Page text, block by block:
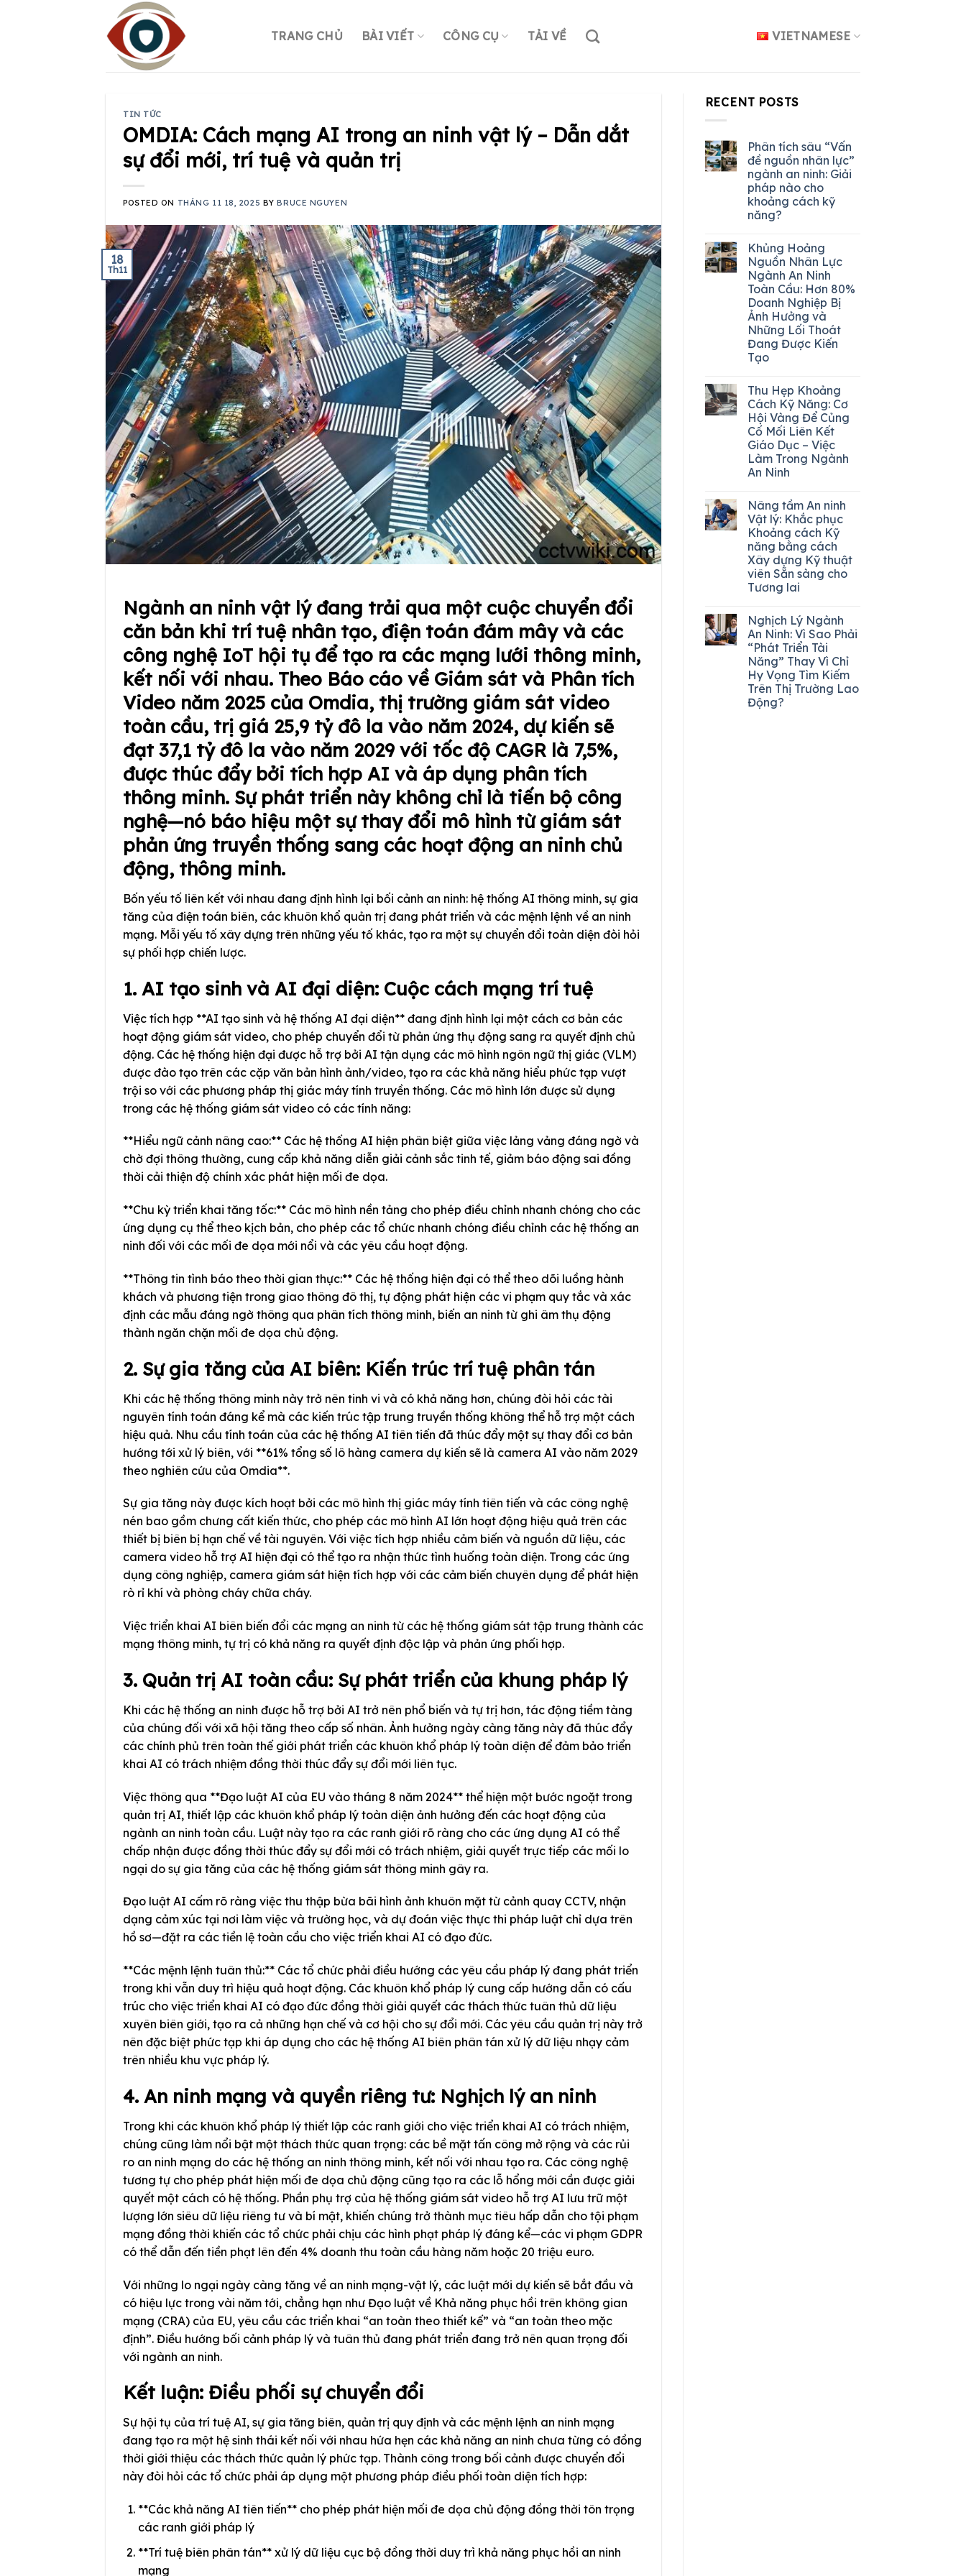
TRANG CHỦ BÀI VIẾT CÔNG CỤ TẢI VỀ VIETNAMESE
TIN TỨC
OMDIA: Cách mạng AI trong an ninh vật lý – Dẫn dắt
sự đổi mới, trí tuệ và quản trị
POSTED ON THÁNG 11 18, 2025 BYBRUCE NGUYEN
18
Th11
Ngành an ninh vật lý đang trải qua một cuộc chuyển đổi
căn bản khi trí tuệ nhân tạo, điện toán đám mây và các
công nghệ IoT hội tụ để tạo ra các mạng lưới thông minh,
kết nối với nhau. Theo Báo cáo về Giám sát và Phân tích
Video năm 2025 của Omdia, thị trường giám sát video
toàn cầu, trị giá 25,9 tỷ đô la vào năm 2024, dự kiến sẽ
đạt 37,1 tỷ đô la vào năm 2029 với tốc độ CAGR là 7,5%,
được thúc đẩy bởi tích hợp AI và áp dụng phân tích
thông minh. Sự phát triển này không chỉ là tiến bộ công
nghệ—nó báo hiệu một sự thay đổi mô hình từ giám sát
phản ứng truyền thống sang các hoạt động an ninh chủ
động, thông minh.
Bốn yếu tố liên kết với nhau đang định hình lại bối cảnh an ninh: hệ thống AI thông minh, sự gia
tăng của điện toán biên, các khuôn khổ quản trị đang phát triển và các mệnh lệnh về an ninh
mạng. Mỗi yếu tố xây dựng trên những yếu tố khác, tạo ra một sự chuyển đổi toàn diện đòi hỏi
sự phối hợp chiến lược.
1. AI tạo sinh và AI đại diện: Cuộc cách mạng trí tuệ
Việc tích hợp **AI tạo sinh và hệ thống AI đại diện** đang định hình lại một cách cơ bản các
hoạt động giám sát video, cho phép chuyển đổi từ phản ứng thụ động sang ra quyết định chủ
động. Các hệ thống hiện đại được hỗ trợ bởi AI tận dụng các mô hình ngôn ngữ thị giác (VLM)
được đào tạo trên các cặp văn bản hình ảnh/video, tạo ra các khả năng hiểu phức tạp vượt
trội so với các phương pháp thị giác máy tính truyền thống. Các mô hình lớn được sử dụng
trong các hệ thống giám sát video có các tính năng:
**Hiểu ngữ cảnh nâng cao:** Các hệ thống AI hiện phân biệt giữa việc lảng vảng đáng ngờ và
chờ đợi thông thường, cung cấp khả năng diễn giải cảnh sắc tinh tế, giảm báo động sai đồng
thời cải thiện độ chính xác phát hiện mối đe dọa.
**Chu kỳ triển khai tăng tốc:** Các mô hình nền tảng cho phép điều chỉnh nhanh chóng cho các
ứng dụng cụ thể theo kịch bản, cho phép các tổ chức nhanh chóng điều chỉnh các hệ thống an
ninh đối với các mối đe dọa mới nổi và các yêu cầu hoạt động.
**Thông tin tình báo theo thời gian thực:** Các hệ thống hiện đại có thể theo dõi luồng hành
khách và phương tiện trong giao thông đô thị, tự động phát hiện các vi phạm quy tắc và xác
định các mẫu đáng ngờ thông qua phân tích thông minh, biến an ninh từ ghi âm thụ động
thành ngăn chặn mối đe dọa chủ động.
2. Sự gia tăng của AI biên: Kiến trúc trí tuệ phân tán
Khi các hệ thống thông minh này trở nên tinh vi và có khả năng hơn, chúng đòi hỏi các tài
nguyên tính toán đáng kể mà các kiến trúc tập trung truyền thống không thể hỗ trợ một cách
hiệu quả. Nhu cầu tính toán của các hệ thống AI tiên tiến đã thúc đẩy một sự thay đổi cơ bản
hướng tới xử lý biên, với **61% tổng số lô hàng camera dự kiến sẽ là camera AI vào năm 2029
theo nghiên cứu của Omdia**.
Sự gia tăng này được kích hoạt bởi các mô hình thị giác máy tính tiên tiến và các công nghệ
nén bao gồm chưng cất kiến thức, cho phép các mô hình AI lớn hoạt động hiệu quả trên các
thiết bị biên bị hạn chế về tài nguyên. Với việc tích hợp nhiều cảm biến và nguồn dữ liệu, các
camera video hỗ trợ AI hiện đại có thể tạo ra nhận thức tình huống toàn diện. Trong các ứng
dụng công nghiệp, camera giám sát hiện tích hợp với các cảm biến chuyên dụng để phát hiện
rò rỉ khí và phòng cháy chữa cháy.
Việc triển khai AI biên biến đổi các mạng an ninh từ các hệ thống giám sát tập trung thành các
mạng thông minh, tự trị có khả năng ra quyết định độc lập và phản ứng phối hợp.
3. Quản trị AI toàn cầu: Sự phát triển của khung pháp lý
Khi các hệ thống an ninh được hỗ trợ bởi AI trở nên phổ biến và tự trị hơn, tác động tiềm tàng
của chúng đối với xã hội tăng theo cấp số nhân. Ảnh hưởng ngày càng tăng này đã thúc đẩy
các chính phủ trên toàn thế giới phát triển các khuôn khổ pháp lý toàn diện để đảm bảo triển
khai AI có trách nhiệm đồng thời thúc đẩy sự đổi mới liên tục.
Việc thông qua **Đạo luật AI của EU vào tháng 8 năm 2024** thể hiện một bước ngoặt trong
quản trị AI, thiết lập các khuôn khổ pháp lý toàn diện ảnh hưởng đến các hoạt động của
ngành an ninh toàn cầu. Luật này tạo ra các ranh giới rõ ràng cho các ứng dụng AI có thể
chấp nhận được đồng thời thúc đẩy sự đổi mới có trách nhiệm, giải quyết trực tiếp các mối lo
ngại do sự gia tăng của các hệ thống giám sát thông minh gây ra.
Đạo luật AI cấm rõ ràng việc thu thập bừa bãi hình ảnh khuôn mặt từ cảnh quay CCTV, nhận
dạng cảm xúc tại nơi làm việc và trường học, và dự đoán việc thực thi pháp luật chỉ dựa trên
hồ sơ—đặt ra các tiền lệ toàn cầu cho việc triển khai AI có đạo đức.
**Các mệnh lệnh tuân thủ:** Các tổ chức phải điều hướng các yêu cầu pháp lý đang phát triển
trong khi vẫn duy trì hiệu quả hoạt động. Các khuôn khổ pháp lý cung cấp hướng dẫn có cấu
trúc cho việc triển khai AI có đạo đức đồng thời giải quyết các thách thức tuân thủ dữ liệu
xuyên biên giới, tạo ra cả những hạn chế và cơ hội cho sự đổi mới. Các yêu cầu quản trị này trở
nên đặc biệt phức tạp khi áp dụng cho các hệ thống AI biên phân tán xử lý dữ liệu nhạy cảm
trên nhiều khu vực pháp lý.
4. An ninh mạng và quyền riêng tư: Nghịch lý an ninh
Trong khi các khuôn khổ pháp lý thiết lập các ranh giới cho việc triển khai AI có trách nhiệm,
chúng cũng làm nổi bật một thách thức quan trọng: các bề mặt tấn công mở rộng và các rủi
ro an ninh mạng do các hệ thống an ninh thông minh, kết nối với nhau tạo ra. Các công nghệ
tương tự cho phép phát hiện mối đe dọa chủ động cũng tạo ra các lỗ hổng mới cần được giải
quyết một cách có hệ thống. Phần phụ trợ của hệ thống giám sát video hỗ trợ AI lưu trữ một
lượng lớn siêu dữ liệu riêng tư và bí mật, khiến chúng trở thành mục tiêu hấp dẫn cho tội phạm
mạng đồng thời khiến các tổ chức phải chịu các hình phạt pháp lý đáng kể—các vi phạm GDPR
có thể dẫn đến tiền phạt lên đến 4% doanh thu toàn cầu hàng năm hoặc 20 triệu euro.
Với những lo ngại ngày càng tăng về an ninh mạng-vật lý, các luật mới dự kiến sẽ bắt đầu và
có hiệu lực trong vài năm tới, chẳng hạn như Đạo luật về Khả năng phục hồi trên không gian
mạng (CRA) của EU, yêu cầu các triển khai “an toàn theo thiết kế” và “an toàn theo mặc
định”. Điều hướng bối cảnh pháp lý và tuân thủ đang phát triển đang trở nên quan trọng đối
với ngành an ninh.
Kết luận: Điều phối sự chuyển đổi
Sự hội tụ của trí tuệ AI, sự gia tăng biên, quản trị quy định và các mệnh lệnh an ninh mạng
đang tạo ra một hệ sinh thái kết nối với nhau hứa hẹn các khả năng an ninh chưa từng có đồng
thời giới thiệu các thách thức quản lý phức tạp. Thành công trong bối cảnh được chuyển đổi
này đòi hỏi các tổ chức phải áp dụng một phương pháp điều phối toàn diện tích hợp:
**Các khả năng AI tiên tiến** cho phép phát hiện mối đe dọa chủ động đồng thời tôn trọng
các ranh giới pháp lý
**Trí tuệ biên phân tán** xử lý dữ liệu cục bộ đồng thời duy trì khả năng phục hồi an ninh
mạng
RECENT POSTS
Phân tích sâu “Vấn
đề nguồn nhân lực”
ngành an ninh: Giải
pháp nào cho
khoảng cách kỹ
năng?
Khủng Hoảng
Nguồn Nhân Lực
Ngành An Ninh
Toàn Cầu: Hơn 80%
Doanh Nghiệp Bị
Ảnh Hưởng và
Những Lối Thoát
Đang Được Kiến
Tạo
Thu Hẹp Khoảng
Cách Kỹ Năng: Cơ
Hội Vàng Để Củng
Cố Mối Liên Kết
Giáo Dục – Việc
Làm Trong Ngành
An Ninh
Nâng tầm An ninh
Vật lý: Khắc phục
Khoảng cách Kỹ
năng bằng cách
Xây dựng Kỹ thuật
viên Sẵn sàng cho
Tương lai
Nghịch Lý Ngành
An Ninh: Vì Sao Phải
“Phát Triển Tài
Năng” Thay Vì Chỉ
Hy Vọng Tìm Kiếm
Trên Thị Trường Lao
Động?